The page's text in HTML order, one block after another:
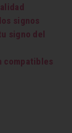
signos
signo del
compatibles